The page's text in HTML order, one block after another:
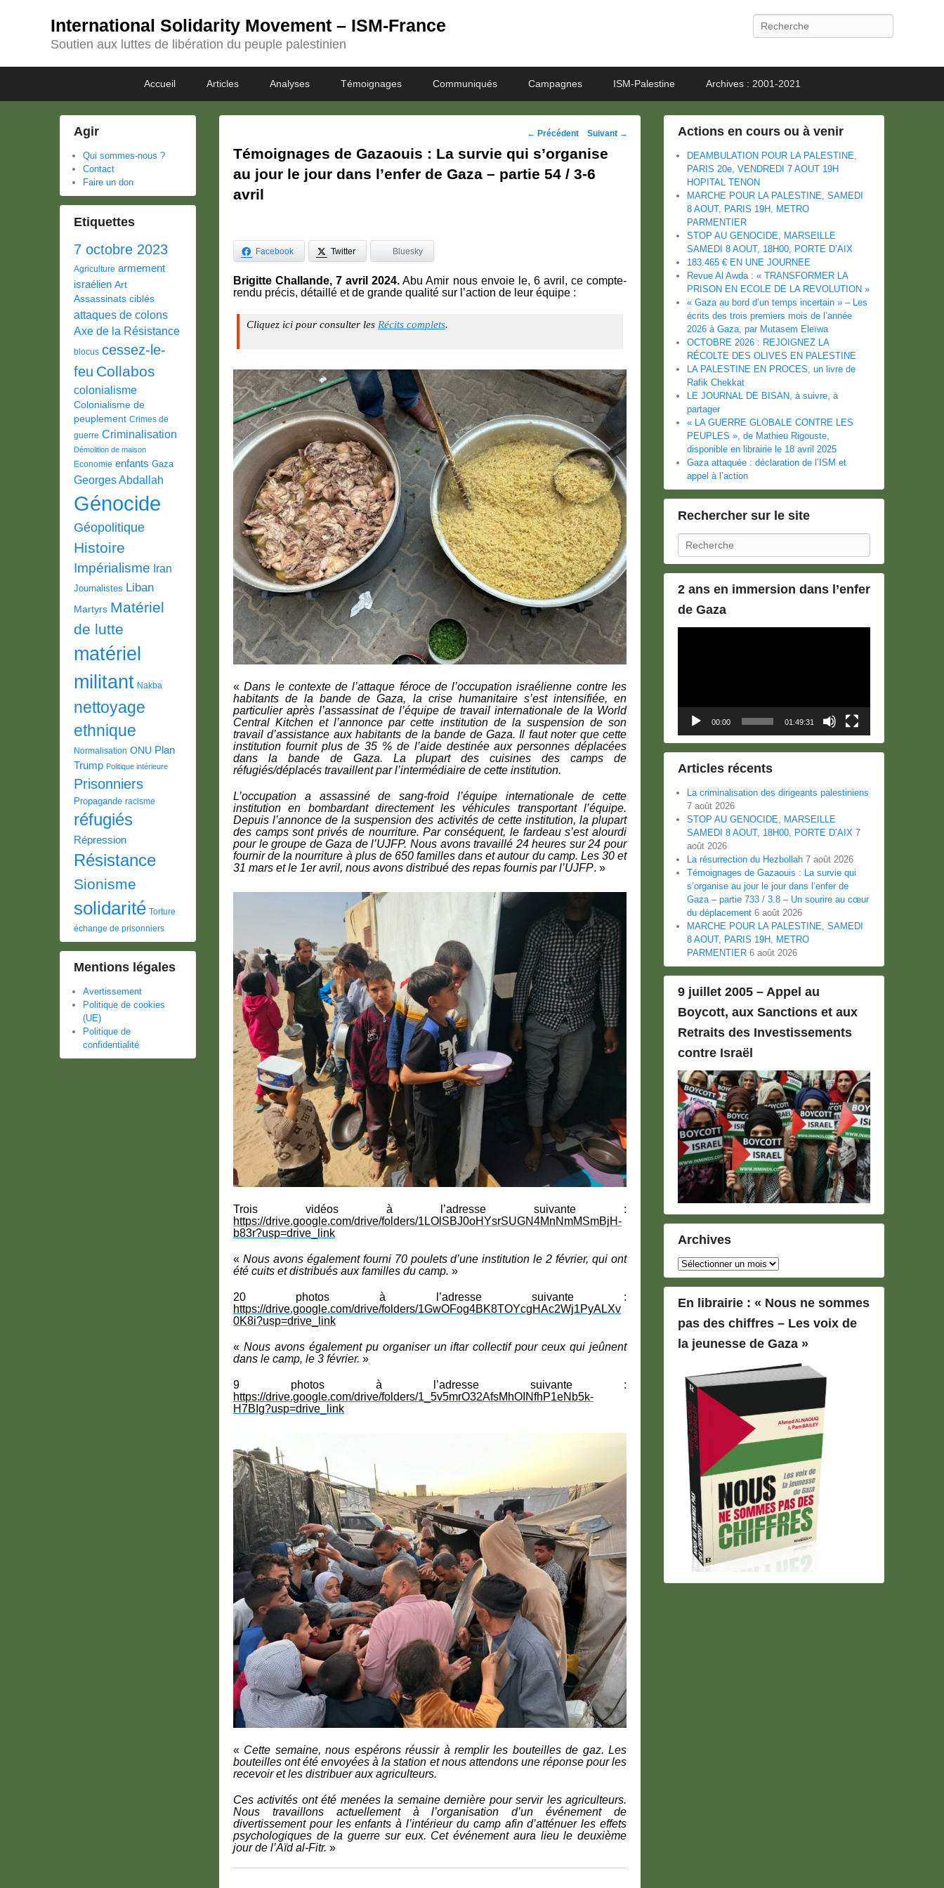
International Solidarity Movement – ISM-France
Soutien aux luttes de libération du peuple palestinien
Recherche
menu
Accueil Articles Analyses Témoignages Communiqués Campagnes ISM-Palestine Archives : 2001-2021
Navigation
des
← Précédent Suivant →
Témoignages de Gazaouis : La survie qui s’organise
au jour le jour dans l’enfer de Gaza – partie 54 / 3-6
avril
Facebook Twitter Bluesky
Brigitte Challande, 7 avril 2024. Abu Amir nous envoie le, 6 avril, ce compte-
rendu précis, détaillé et de grande qualité sur l’action de leur équipe :
Cliquez ici pour consulter les Récits complets.
«Dans le contexte de l’attaque féroce de l’occupation israélienne contre les
habitants de la bande de Gaza, la crise humanitaire s’est intensifiée, en
particulier après l’assassinat de l’équipe de travail internationale de la World
Central Kitchen et l’annonce par cette institution de la suspension de son
travail d’assistance aux habitants de la bande de Gaza. Il faut noter que cette
institution fournit plus de 35 % de l’aide destinée aux personnes déplacées
dans la bande de Gaza. La plupart des cuisines des camps de
réfugiés/déplacés travaillent par l’intermédiaire de cette institution.
L’occupation a assassiné de sang-froid l’équipe internationale de cette
institution en bombardant directement les véhicules transportant l’équipe.
Depuis l’annonce de la suspension des activités de cette institution, la plupart
des camps sont privés de nourriture. Par conséquent, le fardeau s’est alourdi
pour le groupe de Gaza de l’UJFP. Nous avons travaillé 24 heures sur 24 pour
fournir de la nourriture à plus de 650 familles dans et autour du camp. Les 30 et
31 mars et le 1er avril, nous avons distribué des repas fournis par l’UJFP. »
Trois vidéos à l’adresse suivante :
https://drive.google.com/drive/folders/1LOlSBJ0oHYsrSUGN4MnNmMSmBjH-
b83r?usp=drive_link
« Nous avons également fourni 70 poulets d’une institution le 2 février, qui ont
été cuits et distribués aux familles du camp. »
20 photos à l’adresse suivante :
https://drive.google.com/drive/folders/1GwOFog4BK8TOYcgHAc2Wj1PyALXv
0K8i?usp=drive_link
« Nous avons également pu organiser un iftar collectif pour ceux qui jeûnent
dans le camp, le 3 février. »
9 photos à l’adresse suivante :
https://drive.google.com/drive/folders/1_5v5mrO32AfsMhOINfhP1eNb5k-
H7BIg?usp=drive_link
« Cette semaine, nous espérons réussir à remplir les bouteilles de gaz. Les
bouteilles ont été envoyées à la station et nous attendons une réponse pour les
recevoir et les distribuer aux agriculteurs.
Ces activités ont été menées la semaine dernière pour servir les agriculteurs.
Nous travaillons actuellement à l’organisation d’un événement de
divertissement pour les enfants à l’intérieur du camp afin d’atténuer les effets
psychologiques de la guerre sur eux. Cet événement aura lieu le deuxième
jour de l’Aïd al-Fitr. »
Actions en cours ou à venir
DEAMBULATION POUR LA PALESTINE,
PARIS 20e, VENDREDI 7 AOUT 19H
HOPITAL TENON
MARCHE POUR LA PALESTINE, SAMEDI
8 AOUT, PARIS 19H, METRO
PARMENTIER
STOP AU GENOCIDE, MARSEILLE
SAMEDI 8 AOUT, 18H00, PORTE D’AIX
183.465 € EN UNE JOURNEE
Revue Al Awda : « TRANSFORMER LA
PRISON EN ECOLE DE LA REVOLUTION »
« Gaza au bord d’un temps incertain » – Les
écrits des trois premiers mois de l’année
2026 à Gaza, par Mutasem Eleïwa
OCTOBRE 2026 : REJOIGNEZ LA
RÉCOLTE DES OLIVES EN PALESTINE
LA PALESTINE EN PROCES, un livre de
Rafik Chekkat
LE JOURNAL DE BISAN, à suivre, à
partager
« LA GUERRE GLOBALE CONTRE LES
PEUPLES », de Mathieu Rigouste,
disponible en librairie le 18 avril 2025
Gaza attaquée : déclaration de l’ISM et
appel à l’action
Rechercher sur le site
Recherche
2 ans en immersion dans l’enfer
de Gaza
00:00 01:49:31
Articles récents
La criminalisation des dirigeants palestiniens
7 août 2026
STOP AU GENOCIDE, MARSEILLE
SAMEDI 8 AOUT, 18H00, PORTE D’AIX 7
août 2026
La résurrection du Hezbollah 7 août 2026
Témoignages de Gazaouis : La survie qui
s’organise au jour le jour dans l’enfer de
Gaza – partie 733 / 3.8 – Un sourire au cœur
du déplacement 6 août 2026
MARCHE POUR LA PALESTINE, SAMEDI
8 AOUT, PARIS 19H, METRO
PARMENTIER 6 août 2026
9 juillet 2005 – Appel au
Boycott, aux Sanctions et aux
Retraits des Investissements
contre Israël
Archives
Archives
En librairie : « Nous ne sommes
pas des chiffres – Les voix de
la jeunesse de Gaza »
Agir
Qui sommes-nous ?
Contact
Faire un don
Etiquettes
7 octobre 2023
Agriculture armement
israélien Art
Assassinats ciblés
attaques de colons
Axe de la Résistance
blocus cessez-le-
feu Collabos
colonialisme
Colonialisme de
peuplement Crimes de
guerre Criminalisation
Démolition de maison
Economie enfants Gaza
Georges Abdallah
Génocide
Géopolitique
Histoire
Impérialisme Iran
Journalistes Liban
Martyrs Matériel
de lutte
matériel
militant Nakba
nettoyage
ethnique
Normalisation ONU Plan
Trump Politique intérieure
Prisonniers
Propagande racisme
réfugiés
Répression
Résistance
Sionisme
solidarité Torture
échange de prisonniers
Mentions légales
Avertissement
Politique de cookies
(UE)
Politique de
confidentialité